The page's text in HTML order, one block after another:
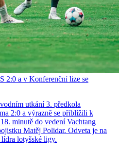
2:0 a v Konferenční lize se
utkání 3. předkola
2:0 a výrazně se přiblížili k
minutě do vedení Vachtang
Matěj Polidar. Odveta je na
lotyšské ligy.